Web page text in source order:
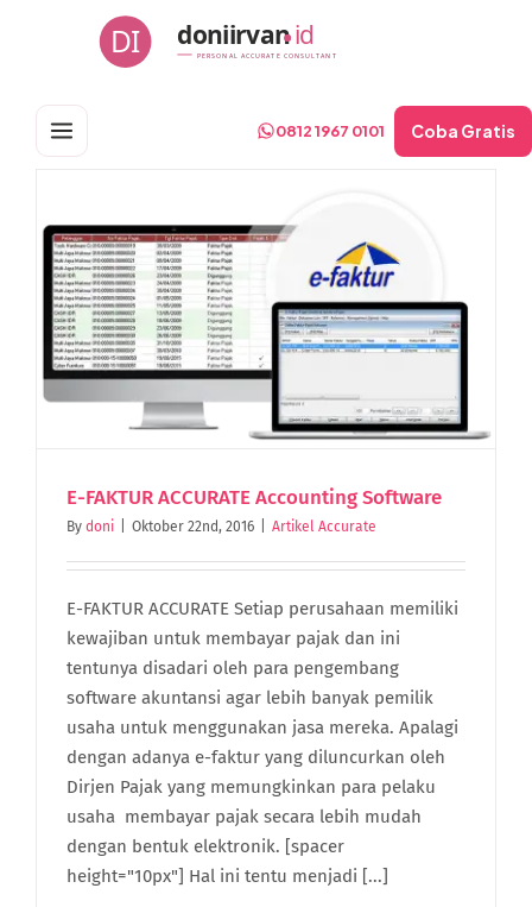
DI doniirvanid
PERSONAL ACCURATE CONSULTANT
0812 1967 0101 Coba Gratis
E-FAKTUR ACCURATE Accounting Software
By doni Oktober 22nd, 2016 Artikel Accurate
E-FAKTUR ACCURATE Setiap perusahaan memiliki
kewajiban untuk membayar pajak dan ini
tentunya disadari oleh para pengembang
software akuntansi agar lebih banyak pemilik
usaha untuk menggunakan jasa mereka. Apalagi
dengan adanya e-faktur yang diluncurkan oleh
Dirjen Pajak yang memungkinkan para pelaku
usaha membayar pajak secara lebih mudah
dengan bentuk elektronik. [spacer
height="10px"] Hal ini tentu menjadi [...]